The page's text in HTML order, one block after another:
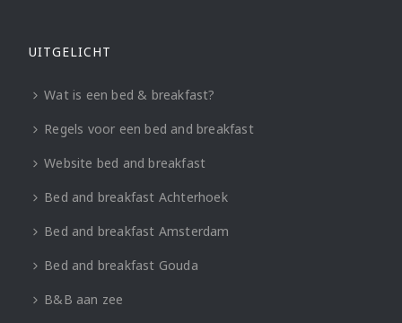
UITGELICHT
Wat is een bed & breakfast?
Regels voor een bed and breakfast
Website bed and breakfast
Bed and breakfast Achterhoek
Bed and breakfast Amsterdam
Bed and breakfast Gouda
B&B aan zee